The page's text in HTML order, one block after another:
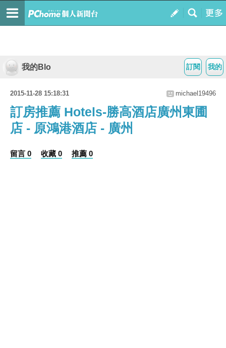
我的
訂閱
我的Blo
2015-11-28 15:18:31 michael19496
訂房推薦 Hotels-勝高酒店廣州東圃
店 - 原鴻港酒店 - 廣州
留言 0 收藏 0 推薦 0